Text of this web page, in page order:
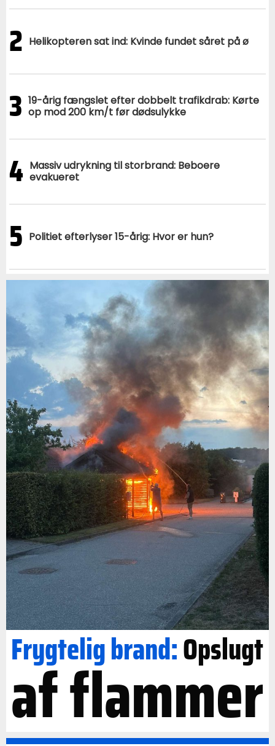
2 Helikopteren sat ind: Kvinde fundet såret på ø
3 19-årig fængslet efter dobbelt trafikdrab: Kørte
op mod 200 km/t før dødsulykke
4 Massiv udrykning til storbrand: Beboere
evakueret
5 Politiet efterlyser 15-årig: Hvor er hun?
Frygtelig brand:Opslugt
af flammer